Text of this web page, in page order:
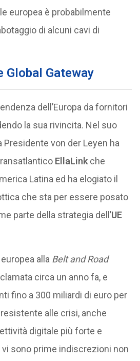
europea è probabilmente
di alcuni cavi di
Global Gateway
dell’Europa da fornitori
la sua rivincita. Nel suo
Presidente von der Leyen ha
EllaLinkche
Latina ed ha elogiato il
che sta per essere posato
parte della strategia dell’UE
alla Belt and Road
circa un anno fa, e
fino a 300 miliardi di euro per
resistente alle crisi, anche
digitale più forte e
sono prime indiscrezioni non